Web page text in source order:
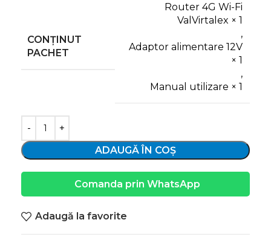
CONȚINUT
PACHET
Router 4G Wi-Fi
ValVirtalex × 1
,
Adaptor alimentare 12V
× 1
,
Manual utilizare × 1
ADAUGĂ ÎN COȘ
Comanda prin WhatsApp
Adaugă la favorite